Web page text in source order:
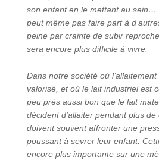
son enfant en le mettant au sein…
peut même pas faire part à
peine par crainte de subir
sera encore plus difficile à vivre.
Dans notre société où
valorisé, et où le lait industriel est
peu près aussi bon que le lait
décident d’allaiter pendant plus
doivent souvent affronter une
poussant à sevrer leur enfant.
encore plus importante sur une